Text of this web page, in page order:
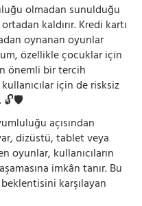
olmadan sunulduğu
kaldırır. Kredi kartı
oynanan oyunlar
özellikle çocuklar için
önemli bir tercih
için de risksiz
🔓🛡️
açısından
dizüstü, tablet veya
oyunlar, kullanıcıların
imkân tanır. Bu
karşılayan